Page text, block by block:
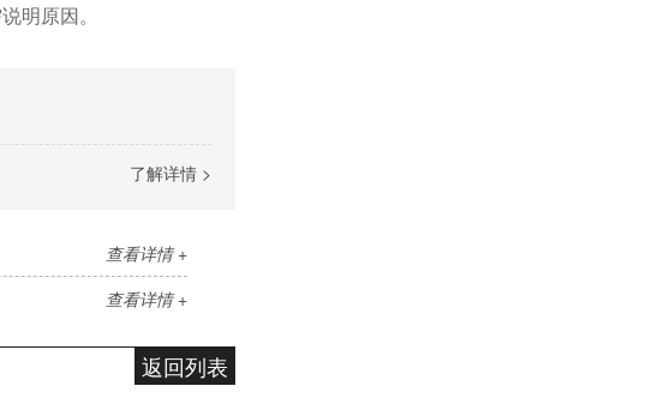
明原因。
了解详情 >
查看详情 +
查看详情 +
返回列表